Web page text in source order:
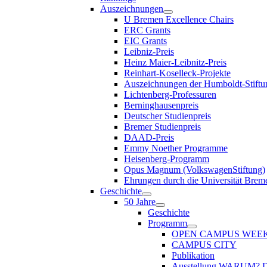
Auszeichnungen
U Bremen Excellence Chairs
ERC Grants
EIC Grants
Leibniz-Preis
Heinz Maier-Leibnitz-Preis
Reinhart-Koselleck-Projekte
Auszeichnungen der Humboldt-
Lichtenberg-Professuren
Berninghausenpreis
Deutscher Studienpreis
Bremer Studienpreis
DAAD-Preis
Emmy Noether Programme
Heisenberg-Programm
Opus Magnum (VolkswagenStiftung)
Ehrungen durch die Universität
Geschichte
50 Jahre
Geschichte
Programm
OPEN CAMPUS
CAMPUS CITY
Publikation